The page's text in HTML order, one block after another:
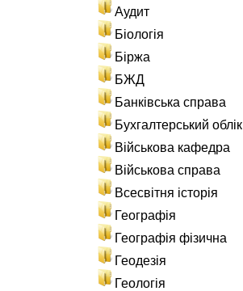
Аудит
Біологія
Біржа
БЖД
Банківська справа
Бухгалтерський облік
Військова кафедра
Військова справа
Всесвітня історія
Географія
Географія фізична
Геодезія
Геологія